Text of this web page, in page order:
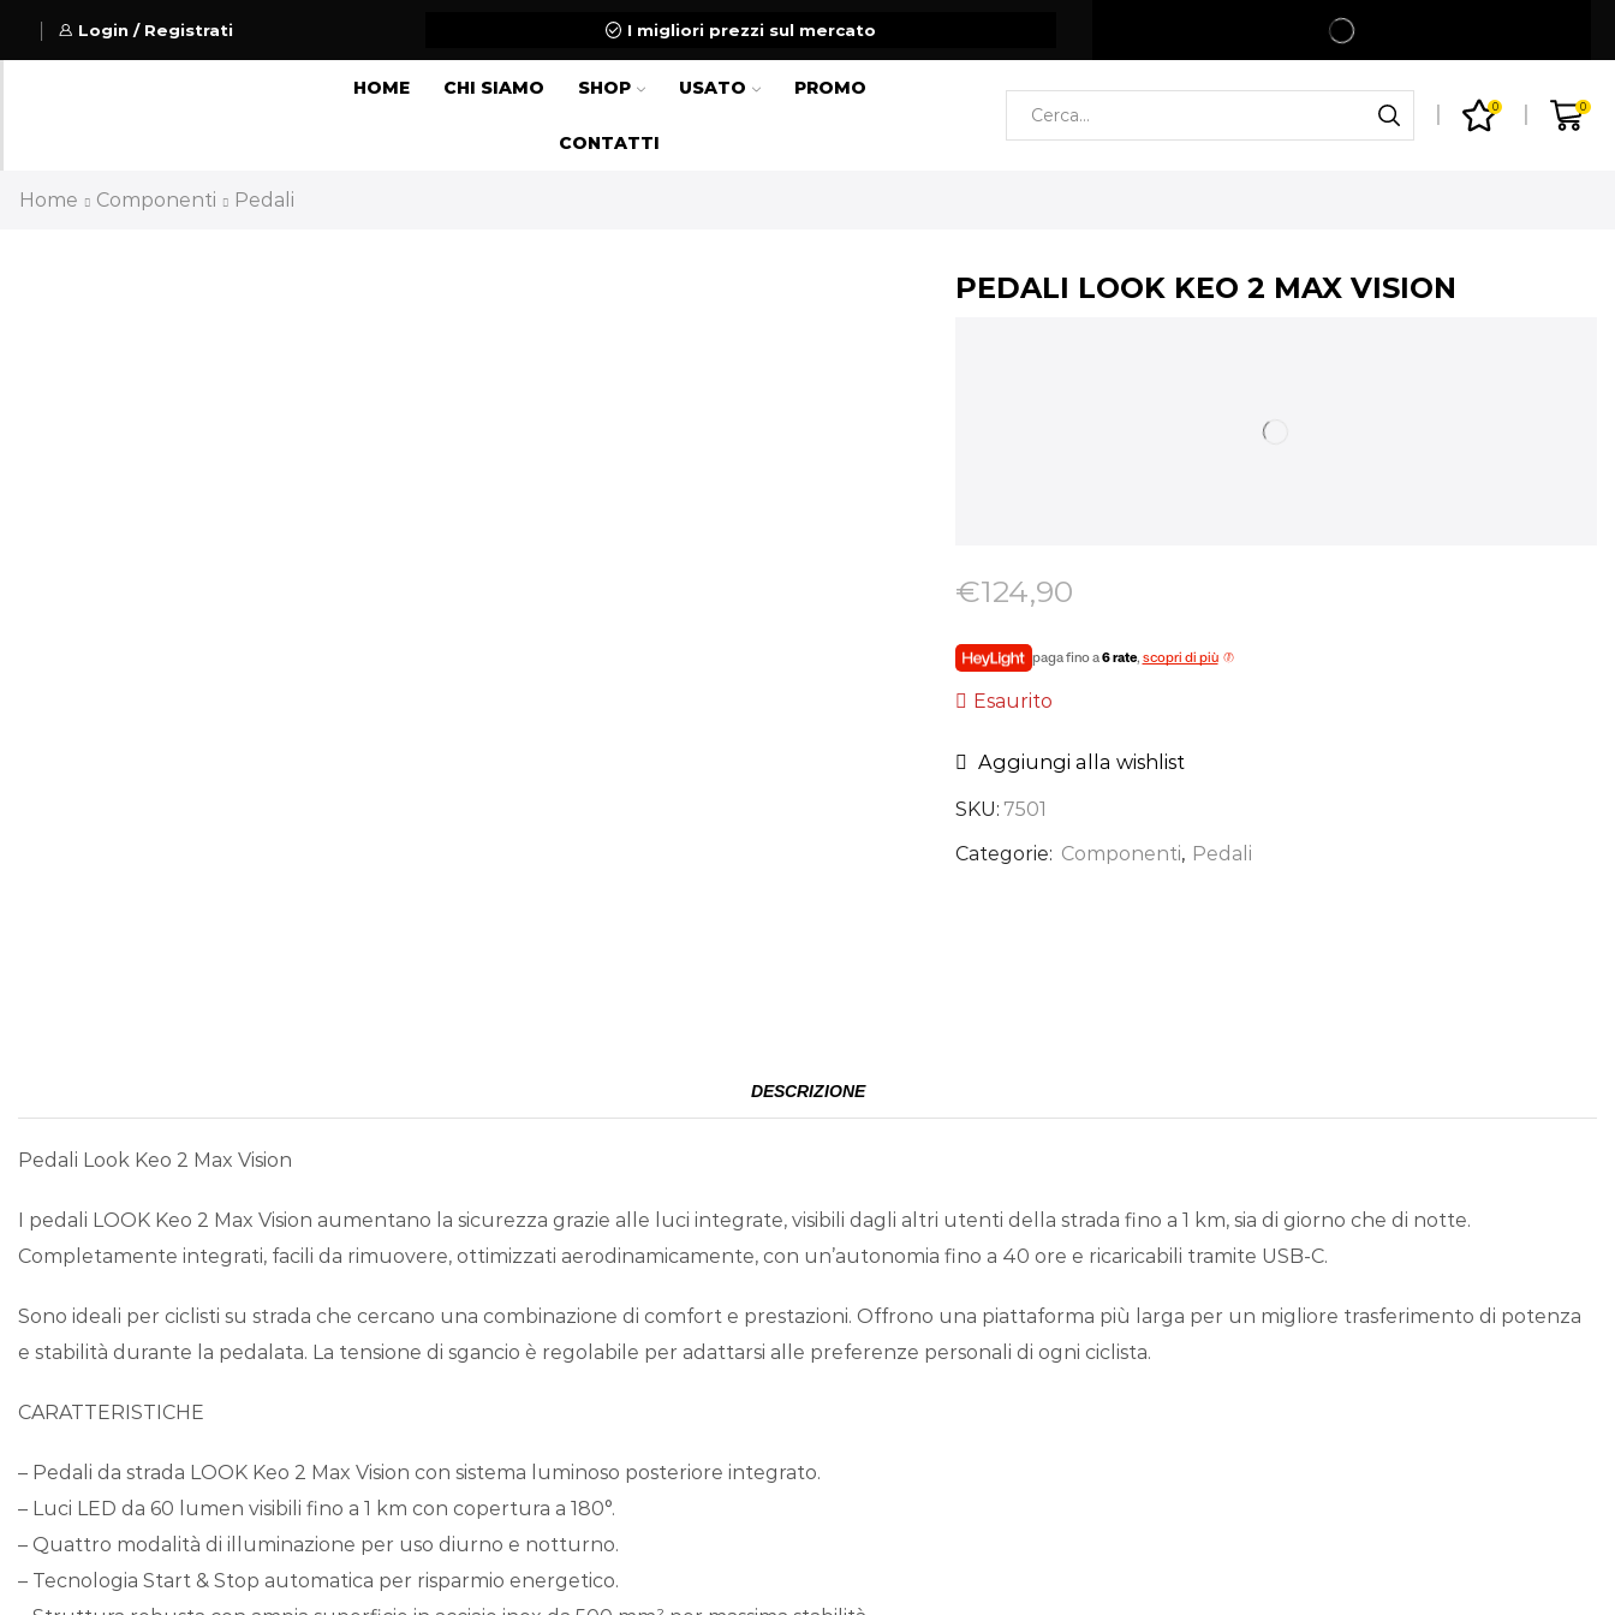
Login / Registrati I migliori prezzi sul mercato Spedizione gratuita per ordini superiori a 99€
HOME CHI SIAMO SHOP USATO PROMO
CONTATTI
0 0
Home Componenti Pedali
PEDALI LOOK KEO 2 MAX VISION
€124,90
paga fino a6 rate, scopri di più
Esaurito
Aggiungi alla wishlist
SKU: 7501
Categorie: Componenti, Pedali
DESCRIZIONE
Pedali Look Keo 2 Max Vision
I pedali LOOK Keo 2 Max Vision aumentano la sicurezza grazie alle luci integrate, visibili dagli altri utenti della strada fino a 1 km, sia di giorno che di notte.
Completamente integrati, facili da rimuovere, ottimizzati aerodinamicamente, con un’autonomia fino a 40 ore e ricaricabili tramite USB-C.
Sono ideali per ciclisti su strada che cercano una combinazione di comfort e prestazioni. Offrono una piattaforma più larga per un migliore trasferimento di potenza
e stabilità durante la pedalata. La tensione di sgancio è regolabile per adattarsi alle preferenze personali di ogni ciclista.
CARATTERISTICHE
– Pedali da strada LOOK Keo 2 Max Vision con sistema luminoso posteriore integrato.
– Luci LED da 60 lumen visibili fino a 1 km con copertura a 180°.
– Quattro modalità di illuminazione per uso diurno e notturno.
– Tecnologia Start & Stop automatica per risparmio energetico.